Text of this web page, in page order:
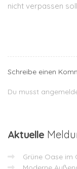
nicht verpassen
Schreibe einen
Du musst
Aktuelle
Grüne Oase im